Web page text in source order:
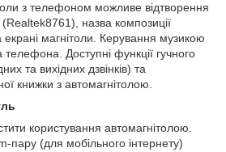
з телефоном можливе відтворення
назва композиції
екрані магнітоли. Керування музикою
Доступні функції гучного
та вихідних дзвінків) та
книжки з автомагнітолою.
користування автомагнітолою.
пару (для мобільного інтернету)